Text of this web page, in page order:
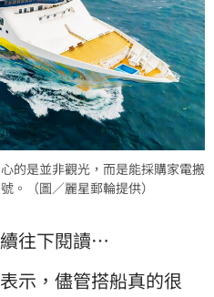
的是並非觀光，而是能採購家電搬
。（圖／麗星郵輪提供）
往下閱讀…
示，儘管搭船真的很